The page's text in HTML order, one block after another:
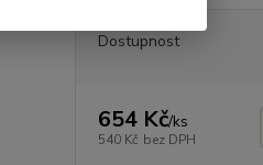
Dostupnost
654 Kč/ks
540 Kč bez DPH